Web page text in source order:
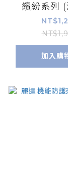
繽紛系列
加入購